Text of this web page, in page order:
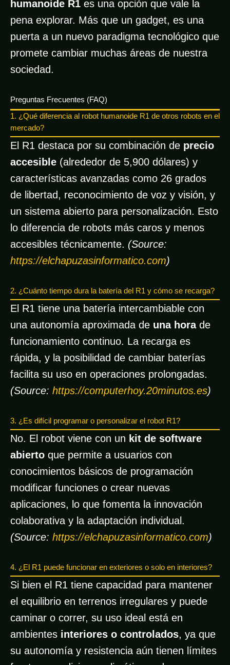
humanoide R1 es una opción que vale la
pena explorar. Más que un gadget, es una
puerta a un nuevo paradigma tecnológico que
promete cambiar muchas áreas de nuestra
sociedad.
Preguntas Frecuentes (FAQ)
1. ¿Qué diferencia al robot humanoide R1 de otros robots en el
mercado?
El R1 destaca por su combinación de precio
accesible (alrededor de 5,900 dólares) y
características avanzadas como 26 grados
de libertad, reconocimiento de voz y visión, y
un sistema abierto para personalización. Esto
lo diferencia de robots más caros y menos
accesibles técnicamente. (Source:
https://elchapuzasinformatico.com)
2. ¿Cuánto tiempo dura la batería del R1 y cómo se recarga?
El R1 tiene una batería intercambiable con
una autonomía aproximada de una horade
funcionamiento continuo. La recarga es
rápida, y la posibilidad de cambiar baterías
facilita su uso en operaciones prolongadas.
(Source: https://computerhoy.20minutos.es)
3. ¿Es difícil programar o personalizar el robot R1?
No. El robot viene con un kit de software
abierto que permite a usuarios con
conocimientos básicos de programación
modificar funciones o crear nuevas
aplicaciones, lo que fomenta la innovación
colaborativa y la adaptación individual.
(Source: https://elchapuzasinformatico.com)
4. ¿El R1 puede funcionar en exteriores o solo en interiores?
Si bien el R1 tiene capacidad para mantener
el equilibrio en terrenos irregulares y puede
caminar o correr, su uso ideal está en
ambientes interiores o controlados, ya que
su autonomía y resistencia aún tienen límites